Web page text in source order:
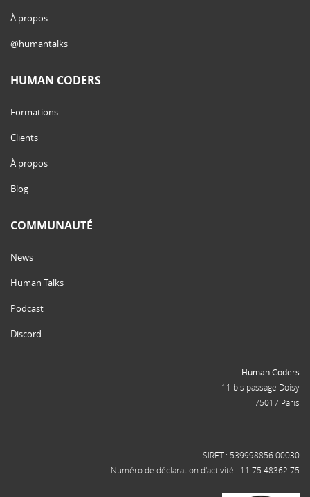
À propos
@humantalks
HUMAN CODERS
Formations
Clients
À propos
Blog
COMMUNAUTÉ
News
Human Talks
Podcast
Discord
Human Coders
11 bis passage Doisy
75017 Paris
SIRET : 539998856 00030
Numéro de déclaration d'activité : 11 75 48362 75